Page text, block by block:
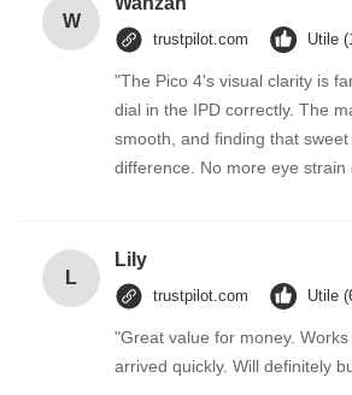
W
trustpilot.com Utile
"The Pico 4's visual clarity is
dial in the IPD correctly. The
smooth, and finding that
difference. No more eye strain
fantastic once you dial in the
manual adjustment is smooth,
sweet spot makes all the
strain during long sessions.
taking the time to set it up
L
Lily
trustpilot.com Utile
"Great value for money.
arrived quickly. Will definitely